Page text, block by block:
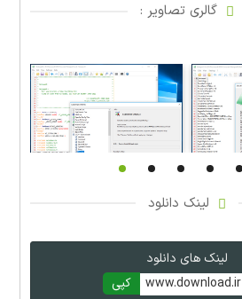
گالری تصاویر :
لینک دانلود
لینک های دانلود
www.download.ir کپی